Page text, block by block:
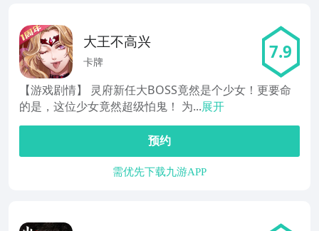
大王不高兴
卡牌 7.9
【游戏剧情】 灵府新任大BOSS竟然是个少女！更要命
的是，这位少女竟然超级怕鬼！ 为...展开
预约
需优先下载九游APP